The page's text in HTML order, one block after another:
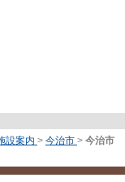
設案内 > 今治市 > 今治市